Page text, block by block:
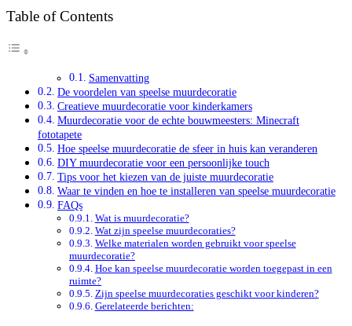
Table of Contents
Samenvatting
De voordelen van speelse muurdecoratie
Creatieve muurdecoratie voor kinderkamers
Muurdecoratie voor de echte bouwmeesters: Minecraft
fototapete
Hoe speelse muurdecoratie de sfeer in huis kan veranderen
DIY muurdecoratie voor een persoonlijke touch
Tips voor het kiezen van de juiste muurdecoratie
Waar te vinden en hoe te installeren van speelse muurdecoratie
FAQs
Wat is muurdecoratie?
Wat zijn speelse muurdecoraties?
Welke materialen worden gebruikt voor speelse
muurdecoratie?
Hoe kan speelse muurdecoratie worden toegepast in een
ruimte?
Zijn speelse muurdecoraties geschikt voor kinderen?
Gerelateerde berichten: